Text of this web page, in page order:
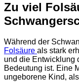
Zu viel
Während der
Folsäure als stark
und die Entwicklung
Bedeutung ist. Eine
ungeborene Kind,